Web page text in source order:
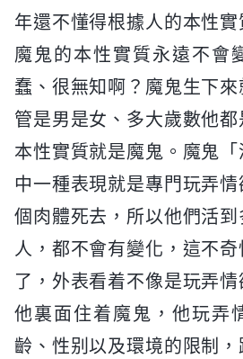
年還不懂得根據人的本性
魔鬼的本性實質永遠不會
蠢、很無知啊？魔鬼生下
管是男是女、多大歲數他
本性實質就是魔鬼。魔鬼
中一種表現就是專門玩弄
個肉體死去，所以他們活
人，都不會有變化，這不
了，外表看着不像是玩弄
他裏面住着魔鬼，他玩弄
齡、性别以及環境的限制